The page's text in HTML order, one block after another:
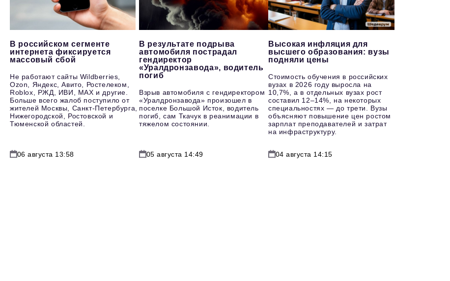
В российском сегменте
интернета фиксируется
массовый сбой
Не работают сайты Wildberries,
Ozon, Яндекс, Авито, Ростелеком,
Roblox, РЖД, ИВИ, MAX и другие.
Больше всего жалоб поступило от
жителей Москвы, Санкт-Петербурга,
Нижегородской, Ростовской и
Тюменской областей.
06 августа 13:58
В результате подрыва
автомобиля пострадал
гендиректор
«Уралдронзавода», водитель
погиб
Взрыв автомобиля с гендиректором
«Уралдронзавода» произошел в
поселке Большой Исток, водитель
погиб, сам Ткачук в реанимации в
тяжелом состоянии.
05 августа 14:49
Высокая инфляция для
высшего образования: вузы
подняли цены
Стоимость обучения в российских
вузах в 2026 году выросла на
10,7%, а в отдельных вузах рост
составил 12–14%, на некоторых
специальностях — до трети. Вузы
объясняют повышение цен ростом
зарплат преподавателей и затрат
на инфраструктуру.
04 августа 14:15